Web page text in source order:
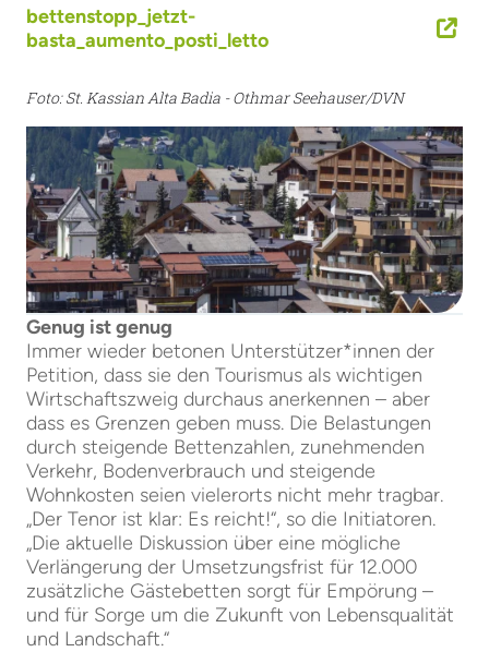
bettenstopp_jetzt-
basta_aumento_posti_letto
Foto: St. Kassian Alta Badia - Othmar Seehauser/DVN
Genug ist genug
Immer wieder betonen Unterstützer*innen der
Petition, dass sie den Tourismus als wichtigen
Wirtschaftszweig durchaus anerkennen – aber
dass es Grenzen geben muss. Die Belastungen
durch steigende Bettenzahlen, zunehmenden
Verkehr, Bodenverbrauch und steigende
Wohnkosten seien vielerorts nicht mehr tragbar.
„Der Tenor ist klar: Es reicht!“, so die Initiatoren.
„Die aktuelle Diskussion über eine mögliche
Verlängerung der Umsetzungsfrist für 12.000
zusätzliche Gästebetten sorgt für Empörung –
und für Sorge um die Zukunft von Lebensqualität
und Landschaft.“